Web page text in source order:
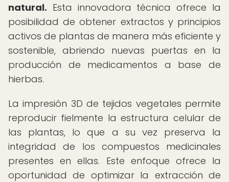
natural. Esta innovadora técnica ofrece la
posibilidad de obtener extractos y principios
activos de plantas de manera más eficiente y
sostenible, abriendo nuevas puertas en la
producción de medicamentos a base de
hierbas.
La impresión 3D de tejidos vegetales permite
reproducir fielmente la estructura celular de
las plantas, lo que a su vez preserva la
integridad de los compuestos medicinales
presentes en ellas. Este enfoque ofrece la
oportunidad de optimizar la extracción de